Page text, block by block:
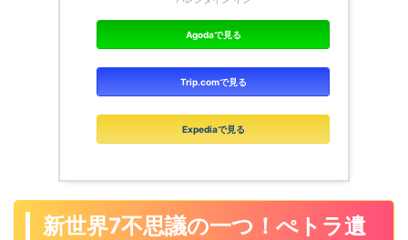
Agodaで見る
Trip.comで見る
Expediaで見る
新世界7不思議の一つ！ぺトラ遺